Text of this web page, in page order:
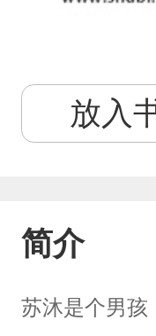
放入
简介
苏沐是个男孩